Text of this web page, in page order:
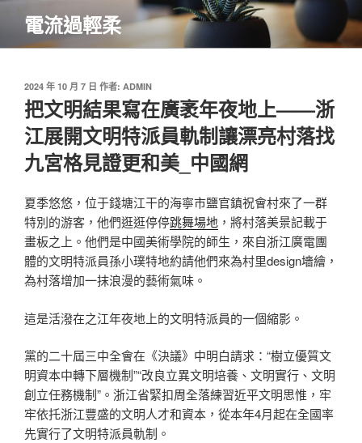
主
電流過輕柔
發
佈
於
2024 年 10 月 7 日 作者: ADMIN
把文明結果寫在廣袤年夜地上——浙
江展開文明特派員軌制讓漂亮村落找
九宮格見證更和美_中國網
夏季悠悠，位于錢塘江干的海寧市鹽官鎮祝會村來了一群
特別的游客，他們逛逛停停跳舞場地 ，將村落美景記載于
畫板之上。他們是中國美術學院的師生，來自浙江廣電團
體的文明特派員孫小璞特地約請他們來為村里design墻繪，
為村落增加一抹浪漫的藝術氣味。
這是活潑在之江年夜地上的文明特派員的一個縮影。
黨的二十屆三中全會在《決議》中明白請求：“樹立優質文
明資本中轉下層機制”“改良立異文明培養、文明實行、文明
創立任務機制”。浙江省緊扣周全落練習近平文明思惟，牢
牢依托浙江豐盛的文明人才和資本，從本年4月起在全國率
先實行了文明特派員軌制。